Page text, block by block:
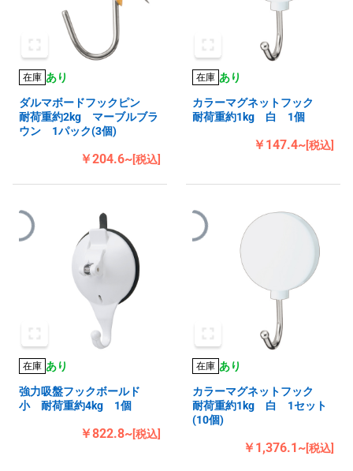
在庫 あり
ダルマボードフックピン
耐荷重約2kg マーブルブラ
ウン 1パック(3個)
￥204.6~[税込]
在庫 あり
カラーマグネットフック
耐荷重約1kg 白 1個
￥147.4~[税込]
在庫 あり
強力吸盤フックボールド
小 耐荷重約4kg 1個
￥822.8~[税込]
在庫 あり
カラーマグネットフック
耐荷重約1kg 白 1セット
(10個)
￥1,376.1~[税込]